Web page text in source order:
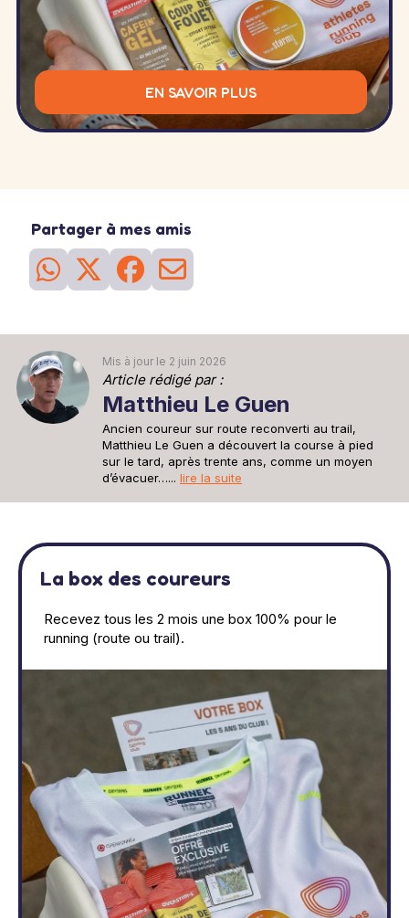
EN SAVOIR PLUS
Partager à mes amis
Mis à jour le 2 juin 2026
Article rédigé par :
Matthieu Le Guen
Ancien coureur sur route reconverti au trail,
Matthieu Le Guen a découvert la course à pied
sur le tard, après trente ans, comme un moyen
d’évacuer…... lire la suite
La box des coureurs
Recevez tous les 2 mois une box 100% pour le
running (route ou trail).